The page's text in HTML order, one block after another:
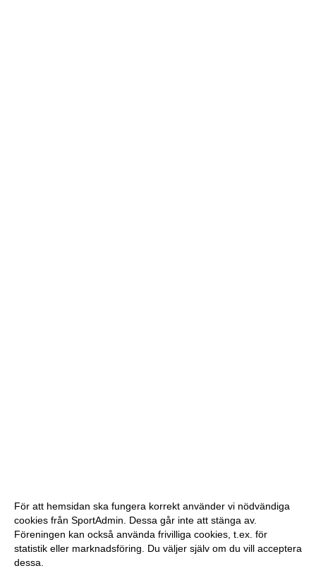
För att hemsidan ska fungera korrekt använder vi nödvändiga
cookies från SportAdmin. Dessa går inte att stänga av.
Föreningen kan också använda frivilliga cookies, t.ex. för
statistik eller marknadsföring. Du väljer själv om du vill acceptera
dessa.